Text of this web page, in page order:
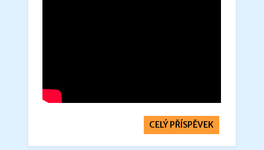
CELÝ PŘÍSPĚVEK